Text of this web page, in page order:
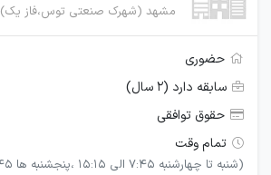
مشهد (شهرک صنعتی توس،فاز یک)
حضوری
سابقه دارد (۲ سال)
حقوق توافقی
تمام وقت
(شنبه تا چهارشنبه 7:45 الی 15:15 ،پنجشنبه ها 7:45 الی 14:15)